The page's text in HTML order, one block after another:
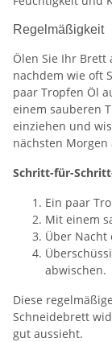
Regelmäßigkeit
Ölen Sie Ihr Brett
nachdem wie oft
paar Tropfen Öl
einem sauberen
einziehen und
nächsten Morgen
Schritt-für-
Ein paar
Mit einem
Über Nacht
abwischen.
Diese
Schneidebrett
gut aussieht.